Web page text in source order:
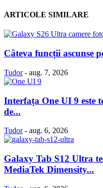
ARTICOLE SIMILARE
Câteva funcții ascunse
Tudor - aug. 7, 2026
Interfața One UI 9 este
de...
Tudor - aug. 6, 2026
Galaxy Tab S12 Ultra
MediaTek Dimensity...